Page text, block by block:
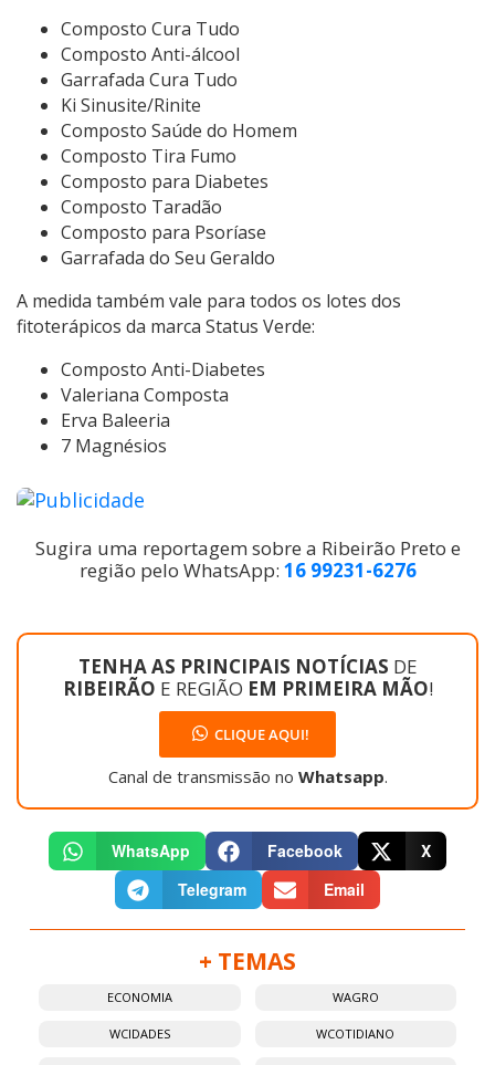
Composto Cura Tudo
Composto Anti-álcool
Garrafada Cura Tudo
Ki Sinusite/Rinite
Composto Saúde do Homem
Composto Tira Fumo
Composto para Diabetes
Composto Taradão
Composto para Psoríase
Garrafada do Seu Geraldo
A medida também vale para todos os lotes dos
fitoterápicos da marca Status Verde:
Composto Anti-Diabetes
Valeriana Composta
Erva Baleeria
7 Magnésios
Sugira uma reportagem sobre a Ribeirão Preto e
região pelo WhatsApp: 16 99231-6276
TENHA AS PRINCIPAIS NOTÍCIAS DE
RIBEIRÃO E REGIÃO EM PRIMEIRA MÃO!
CLIQUE AQUI!
Canal de transmissão no Whatsapp.
WhatsApp Facebook
X
Telegram
Email
+ TEMAS
ECONOMIA WAGRO
WCIDADES WCOTIDIANO